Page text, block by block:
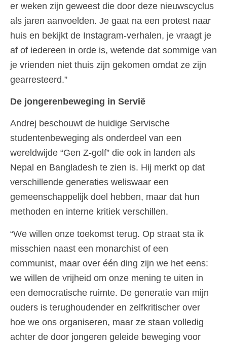
er weken zijn geweest die door deze nieuwscyclus
als jaren aanvoelden. Je gaat na een protest naar
huis en bekijkt de Instagram-verhalen, je vraagt je
af of iedereen in orde is, wetende dat sommige van
je vrienden niet thuis zijn gekomen omdat ze zijn
gearresteerd.”
De jongerenbeweging in Servië
Andrej beschouwt de huidige Servische
studentenbeweging als onderdeel van een
wereldwijde “Gen Z-golf” die ook in landen als
Nepal en Bangladesh te zien is. Hij merkt op dat
verschillende generaties weliswaar een
gemeenschappelijk doel hebben, maar dat hun
methoden en interne kritiek verschillen.
“We willen onze toekomst terug. Op straat sta ik
misschien naast een monarchist of een
communist, maar over één ding zijn we het eens:
we willen de vrijheid om onze mening te uiten in
een democratische ruimte. De generatie van mijn
ouders is terughoudender en zelfkritischer over
hoe we ons organiseren, maar ze staan volledig
achter de door jongeren geleide beweging voor